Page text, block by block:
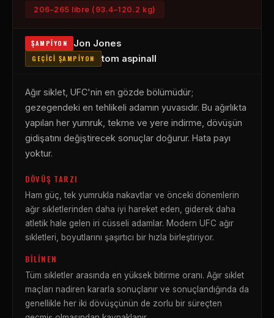
206–265 libre (93.4–120.2 kg)
ŞAMPIYON Jon Jones
GEÇICI ŞAMPIYON tom aspinall
Ağır siklet, UFC'nin en gözde bölümüdür;
gezegendeki en tehlikeli adamın yuvasıdır. Bu ağırlıkta
yapılan her yumruk, tekme ve yere indirme, dövüşün
gidişatını değiştirecek sonuçlar doğurur. Hata payı
yoktur.
DÖVÜŞ TARZI
Ham güç, tek yumrukla nakavtlar ve önceki dönemlerin
ağır sıkletlerinden daha iyi hareket eden, giderek daha
atletik hale gelen iri cüsseli adamlar. Modern UFC ağır
sıkletleri, boyutlarını şaşırtıcı bir hızla birleştiriyor.
BILINEN
Tüm sıkletler arasında en yüksek bitirme oranı. Ağır sıklet
maçları nadiren kararla sonuçlanır ve sonuçlandığında da
genellikle her iki dövüşçünün de zorlu bir süreçten